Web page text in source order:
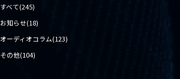
すべて(245)
お知らせ(18)
オーディオコラム(123)
その他(104)